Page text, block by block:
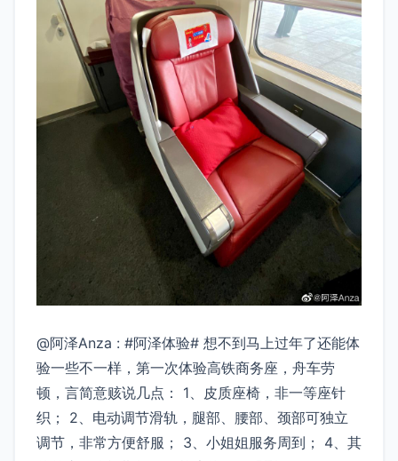
@阿泽Anza : #阿泽体验# 想不到马上过年了还能体
验一些不一样，第一次体验高铁商务座，舟车劳
顿，言简意赅说几点： 1、皮质座椅，非一等座针
织； 2、电动调节滑轨，腿部、腰部、颈部可独立
调节，非常方便舒服； 3、小姐姐服务周到； 4、其